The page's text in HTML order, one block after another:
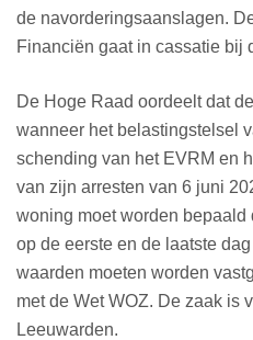
de navorderingsaanslagen.
Financiën gaat in cassatie bij
De Hoge Raad oordeelt dat
wanneer het belastingstelsel
schending van het EVRM en
van zijn arresten van 6 juni
woning moet worden
op de eerste en de laatste
waarden moeten worden
met de Wet WOZ. De zaak is
Leeuwarden.